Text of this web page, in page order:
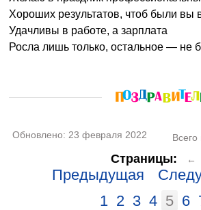
Хороших результатов, чтоб были вы
Удачливы в работе, а зарплата
Росла лишь только, остальное — не
Обновлено: 23 февраля 2022 Всего
Страницы: ←
Предыдущая
1 2 3 4 5 6